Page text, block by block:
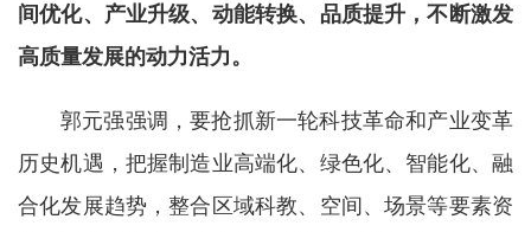
间优化、产业升级、动能转换、品质提升，不断激发
高质量发展的动力活力。
郭元强强调，要抢抓新一轮科技革命和产业变革
历史机遇，把握制造业高端化、绿色化、智能化、融
合化发展趋势，整合区域科教、空间、场景等要素资